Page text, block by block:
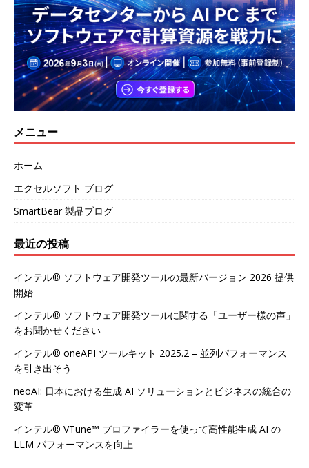
メニュー
ホーム
エクセルソフト ブログ
SmartBear 製品ブログ
最近の投稿
インテル® ソフトウェア開発ツールの最新バージョン 2026 提供
開始
インテル® ソフトウェア開発ツールに関する「ユーザー様の声」
をお聞かせください
インテル® oneAPI ツールキット 2025.2 – 並列パフォーマンス
を引き出そう
neoAI: 日本における生成 AI ソリューションとビジネスの統合の
変革
インテル® VTune™ プロファイラーを使って高性能生成 AI の
LLM パフォーマンスを向上